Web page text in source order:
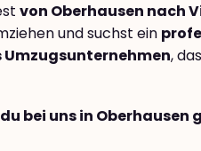
von Oberhausen nach
und suchst ein
,
bei uns in